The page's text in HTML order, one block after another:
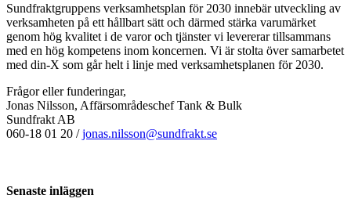
Sundfraktgruppens verksamhetsplan för 2030 innebär utveckling av
verksamheten på ett hållbart sätt och därmed stärka varumärket
genom hög kvalitet i de varor och tjänster vi levererar tillsammans
med en hög kompetens inom koncernen. Vi är stolta över samarbetet
med din-X som går helt i linje med verksamhetsplanen för 2030.
Frågor eller funderingar,
Jonas Nilsson, Affärsområdeschef Tank & Bulk
Sundfrakt AB
060-18 01 20 /jonas.nilsson@sundfrakt.se
Senaste inläggen